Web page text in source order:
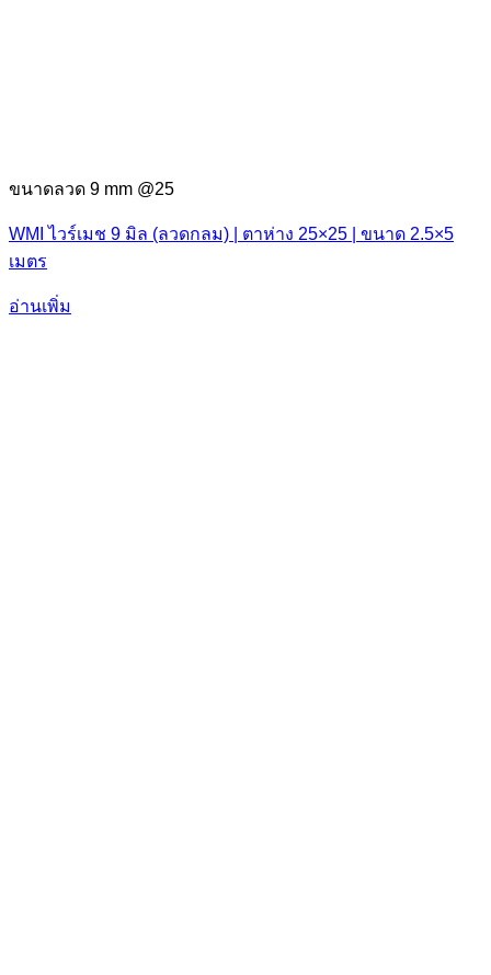
ขนาดลวด 9 mm @25
WMI ไวร์เมช 9 มิล (ลวดกลม) | ตาห่าง 25×25 | ขนาด 2.5×5
เมตร
อ่านเพิ่ม